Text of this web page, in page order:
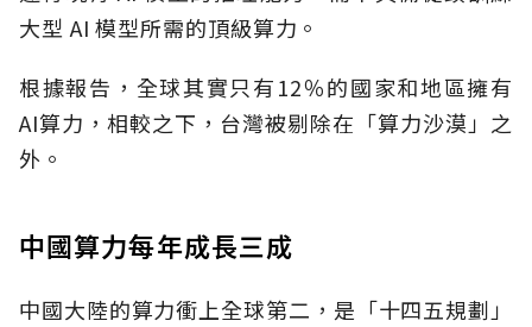
大型 AI 模型所需的頂級算力。
根據報告，全球其實只有12％的國家和地區擁有
AI算力，相較之下，台灣被剔除在「算力沙漠」之
外。
中國算力每年成長三成
中國大陸的算力衝上全球第二，是「十四五規劃」